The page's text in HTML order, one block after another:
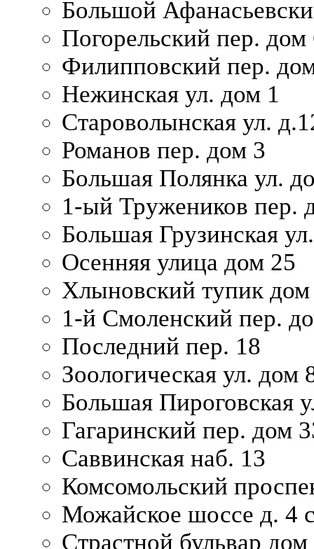
Большой
Погорельский пер. дом
Филипповский пер.
Нежинская ул. дом 1
Староволынская ул.
Романов пер. дом 3
Большая Полянка ул.
1-ый Тружеников пер.
Большая Грузинская
Осенняя улица дом 25
Хлыновский тупик
1-й Смоленский пер.
Последний пер. 18
Зоологическая ул. дом
Большая Пироговская
Гагаринский пер. дом
Саввинская наб. 13
Комсомольский
Можайское шоссе д. 4
Страстной бульвар дом